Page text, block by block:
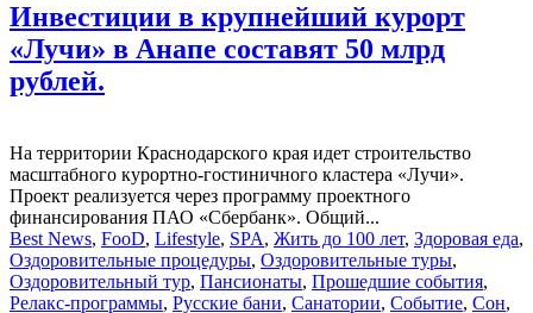
Инвестиции в крупнейший курорт
«Лучи» в Анапе составят 50 млрд
рублей.
На территории Краснодарского края идет строительство
масштабного курортно-гостиничного кластера «Лучи».
Проект реализуется через программу проектного
финансирования ПАО «Сбербанк». Общий...
Best News, FooD, Lifestyle, SPA, Жить до 100 лет, Здоровая еда,
Оздоровительные процедуры, Оздоровительные туры,
Оздоровительный тур, Пансионаты, Прошедшие события,
Релакс-программы, Русские бани, Санатории, Событие, Сон,